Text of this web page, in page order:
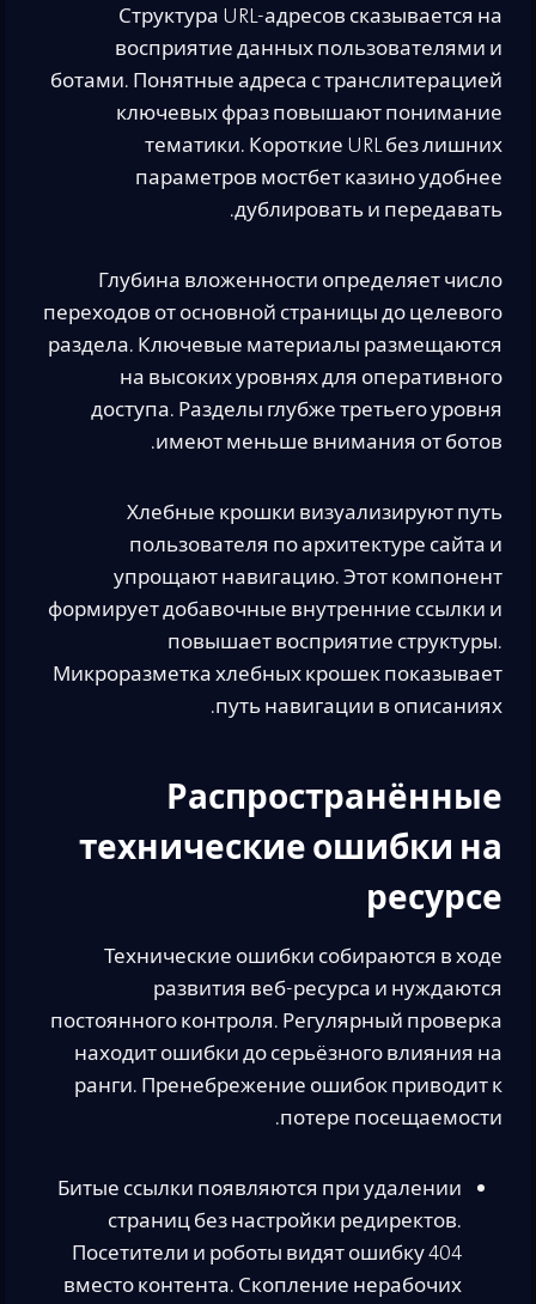
Структура URL-адресов сказывается на
восприятие данных пользователями и
ботами. Понятные адреса с транслитерацией
ключевых фраз повышают понимание
тематики. Короткие URL без лишних
параметров мостбет казино удобнее
дублировать и передавать.
Глубина вложенности определяет число
переходов от основной страницы до целевого
раздела. Ключевые материалы размещаются
на высоких уровнях для оперативного
доступа. Разделы глубже третьего уровня
имеют меньше внимания от ботов.
Хлебные крошки визуализируют путь
пользователя по архитектуре сайта и
упрощают навигацию. Этот компонент
формирует добавочные внутренние ссылки и
повышает восприятие структуры.
Микроразметка хлебных крошек показывает
путь навигации в описаниях.
Распространённые
технические ошибки на
ресурсе
Технические ошибки собираются в ходе
развития веб-ресурса и нуждаются
постоянного контроля. Регулярный проверка
находит ошибки до серьёзного влияния на
ранги. Пренебрежение ошибок приводит к
потере посещаемости.
Битые ссылки появляются при удалении
страниц без настройки редиректов.
Посетители и роботы видят ошибку 404
вместо контента. Скопление нерабочих